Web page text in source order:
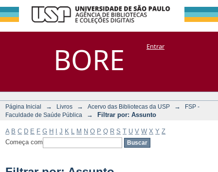
BORE
Filtrar por:
Assunto
DSpace/Manakin + CoriscoEntrar
Página Inicial → Livros → Acervo das Bibliotecas da USP →
FSP -
Faculdade de Saúde Pública
→ Filtrar por: Assunto
A B C D E F G H J K M N O P Q R S T U V W X Y Z
Começa com